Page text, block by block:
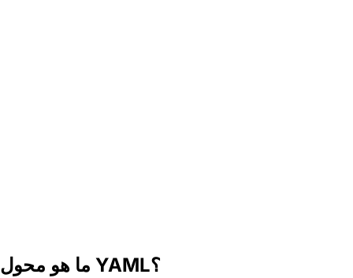
ما هو محول YAML؟